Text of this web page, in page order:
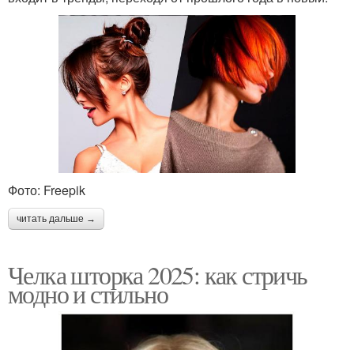
Фото: Freepik
читать дальше →
Челка шторка 2025: как стричь
модно и стильно